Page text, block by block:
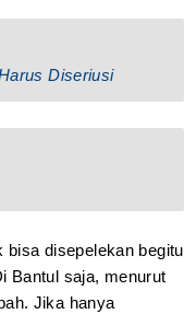
Diseriusi
bisa disepelekan begitu
Bantul saja, menurut
Jika hanya